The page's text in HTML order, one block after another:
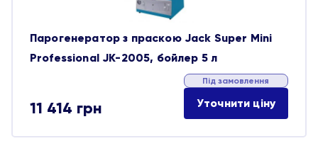
Парогенератор з праскою Jack Super Mini
Professional JK-2005, бойлер 5 л
11 414 грн
Під замовлення
Уточнити ціну